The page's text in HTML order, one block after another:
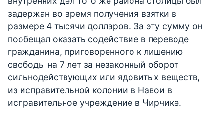
задержан во время получения взятки в
размере 4 тысячи долларов. За эту сумму он
пообещал оказать содействие в переводе
гражданина, приговоренного к лишению
свободы на 7 лет за незаконный оборот
сильнодействующих или ядовитых веществ,
из исправительной колонии в Навои в
исправительное учреждение в Чирчике.